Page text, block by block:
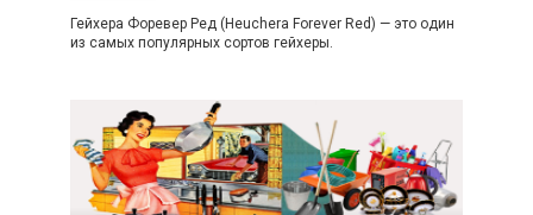
Гейхера Форевер Ред (Heuchera Forever Red) — это один
из самых популярных сортов гейхеры.